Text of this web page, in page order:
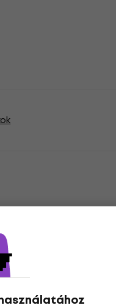
Kompatibilis valamivel